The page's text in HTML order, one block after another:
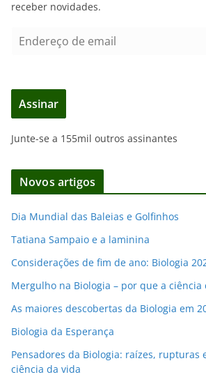
receber novidades.
e
e
ç
d
e
a
i
Assinar
Junte-se a 155mil outros assinantes
Novos artigos
Dia Mundial das Baleias e Golfinhos
Tatiana Sampaio e a laminina
Considerações de fim de ano: Biologia
Mergulho na Biologia – por que a ciência
As maiores descobertas da Biologia em
Biologia da Esperança
Pensadores da Biologia: raízes, rupturas
ciência da vida